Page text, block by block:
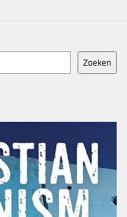
Zoeken